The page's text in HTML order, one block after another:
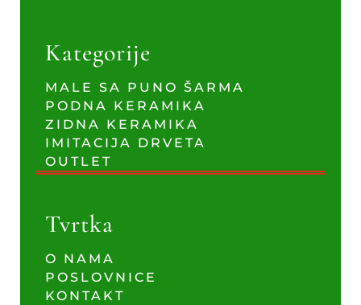
Kategorije
MALE SA PUNO ŠARMA
PODNA KERAMIKA
ZIDNA KERAMIKA
IMITACIJA DRVETA
OUTLET
Tvrtka
O NAMA
POSLOVNICE
KONTAKT